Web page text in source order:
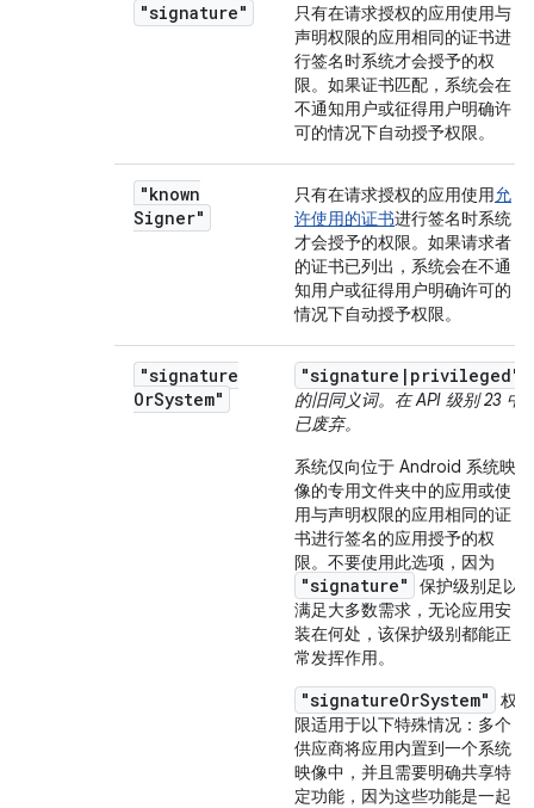
"signature"
只有在请求授权的应用使用与
声明权限的应用相同的证书进
行签名时系统才会授予的权
限。如果证书匹配，系统会在
不通知用户或征得用户明确许
可的情况下自动授予权限。
"known
Signer"
只有在请求授权的应用使用允
许使用的证书进行签名时系统
才会授予的权限。如果请求者
的证书已列出，系统会在不通
知用户或征得用户明确许可的
情况下自动授予权限。
"signature
OrSystem"
"signature|privileged"
的旧同义词。在 API 级别 23 中
已废弃。
系统仅向位于 Android 系统映
像的专用文件夹中的应用或使
用与声明权限的应用相同的证
书进行签名的应用授予的权
限。 不要使用此选项，因为
"signature"
保护级别足以
满足大多数需求，无论应用安
装在何处，该保护级别都能正
常发挥作用。
"signatureOrSystem"
权
限适用于以下特殊情况：多个
供应商将应用内置到一个系统
映像中，并且需要明确共享特
定功能，因为这些功能是一起